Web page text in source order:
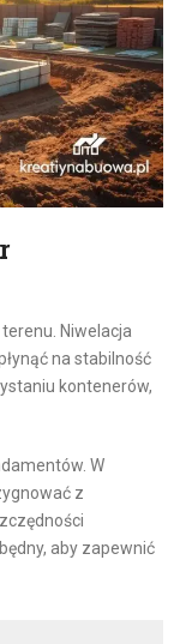
Niwelacja
na stabilność
kontenerów,
W
z
aby zapewnić